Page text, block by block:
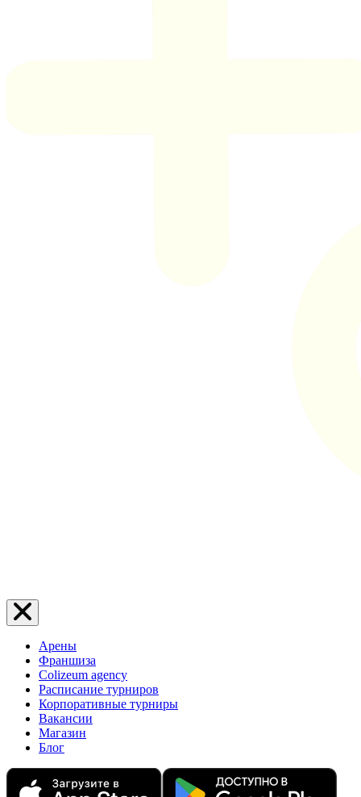
Арены
Франшиза
Colizeum agency
Расписание турниров
Корпоративные турниры
Вакансии
Магазин
Блог